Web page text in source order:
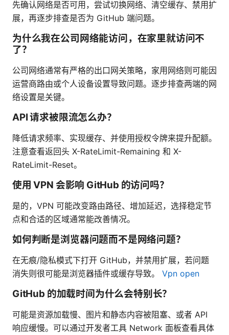
先确认网络是否可用，尝试切换网络、清空缓存、禁用扩
展，再逐步排查是否为 GitHub 端问题。
为什么我在公司网络能访问，在家里就访问不
了？
公司网络通常有严格的出口网关策略，家用网络则可能因
运营商路由或个人设备设置导致问题。逐步排查两端的网
络设置是关键。
API 请求被限流怎么办？
降低请求频率、实现缓存、并使用授权令牌来提升配额。
注意查看返回头 X-RateLimit-Remaining 和 X-
RateLimit-Reset。
使用 VPN 会影响 GitHub 的访问吗？
是的，VPN 可能改变路由路径、增加延迟，选择稳定节
点和合适的区域通常能改善情况。
如何判断是浏览器问题而不是网络问题？
在无痕/隐私模式下打开 GitHub，并禁用扩展，若问题
消失则很可能是浏览器插件或缓存导致。 Vpn open
GitHub 的加载时间为什么会特别长？
可能是资源加载慢、图片和静态内容被阻塞、或者 API
响应缓慢。可以通过开发者工具 Network 面板查看具体